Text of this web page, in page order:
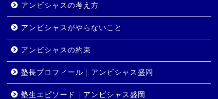
アンビシャスの考え方
アンビシャスがやらないこと
アンビシャスの約束
塾長プロフィール｜アンビシャス盛岡
塾生エピソード｜アンビシャス盛岡